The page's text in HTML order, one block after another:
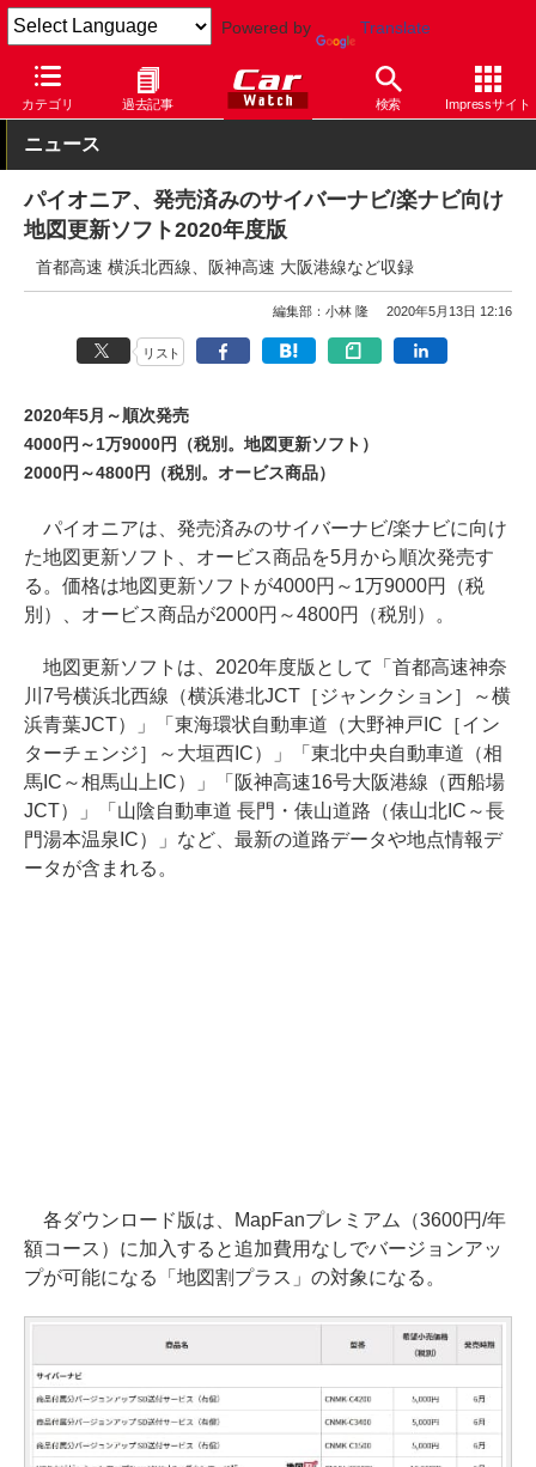
Powered by Translate
カテゴリ 過去記事 検索 Impressサイト
Car Watch ナビ パイオニア その他
ニュース
パイオニア、発売済みのサイバーナビ/楽ナビ向け
地図更新ソフト2020年度版
首都高速 横浜北西線、阪神高速 大阪港線など収録
編集部：小林 隆 2020年5月13日 12:16
リスト
2020年5月～順次発売
4000円～1万9000円（税別。地図更新ソフト）
2000円～4800円（税別。オービス商品）
パイオニアは、発売済みのサイバーナビ/楽ナビに向け
た地図更新ソフト、オービス商品を5月から順次発売す
る。価格は地図更新ソフトが4000円～1万9000円（税
別）、オービス商品が2000円～4800円（税別）。
地図更新ソフトは、2020年度版として「首都高速神奈
川7号横浜北西線（横浜港北JCT［ジャンクション］～横
浜青葉JCT）」「東海環状自動車道（大野神戸IC［イン
ターチェンジ］～大垣西IC）」「東北中央自動車道（相
馬IC～相馬山上IC）」「阪神高速16号大阪港線（西船場
JCT）」「山陰自動車道 長門・俵山道路（俵山北IC～長
門湯本温泉IC）」など、最新の道路データや地点情報デ
ータが含まれる。
各ダウンロード版は、MapFanプレミアム（3600円/年
額コース）に加入すると追加費用なしでバージョンアッ
プが可能になる「地図割プラス」の対象になる。